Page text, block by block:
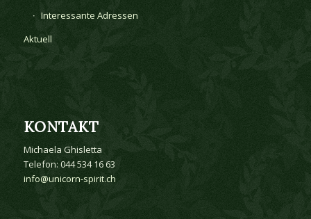
Interessante Adressen
Aktuell
KONTAKT
Michaela Ghisletta
Telefon: 044 534 16 63
info@unicorn-spirit.ch